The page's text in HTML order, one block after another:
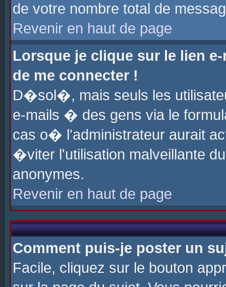
de votre nombre total de
Revenir en haut de page
Lorsque je clique sur le lien
de me connecter !
D�sol�, mais seuls les
e-mails � des gens via le
cas o� l'administrateur aurait
�viter l'utilisation malveillante
anonymes.
Revenir en haut de page
Comment puis-je poster un
Facile, cliquez sur le bouton